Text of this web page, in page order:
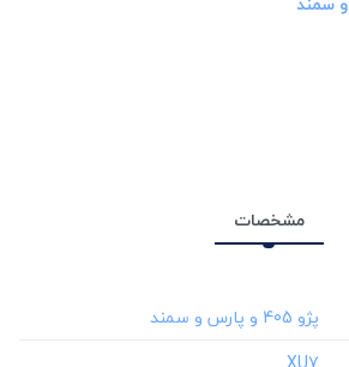
مشخصات